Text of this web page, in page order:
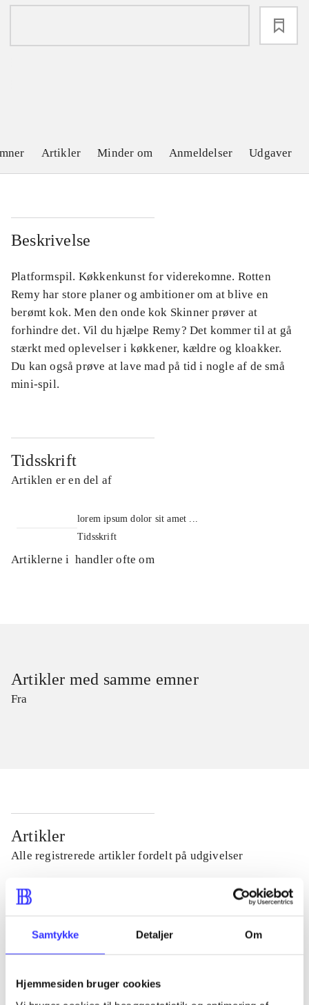
Samtykke Detaljer Om
Hjemmesiden bruger cookies
Artikler Minder om Anmeldelser Udgaver
Beskrivelse
Platformspil. Køkkenkunst for viderekomne. Rotten
Remy har store planer og ambitioner om at blive en
berømt kok. Men den onde kok Skinner prøver at
forhindre det. Vil du hjælpe Remy? Det kommer til at gå
stærkt med oplevelser i køkkener, kældre og kloakker.
Du kan også prøve at lave mad på tid i nogle af de små
mini-spil.
Tidsskrift
Artiklen er en del af
lorem ipsum dolor sit amet ...
Tidsskrift
Artiklerne i handler ofte om
Artikler med samme emner
Fra
Artikler
Alle registrerede artikler fordelt på udgivelser
...
...